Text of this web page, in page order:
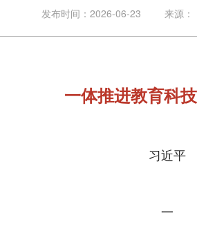
发布时间：2026-06-23 来源：
一体推进教育科
习近平
一